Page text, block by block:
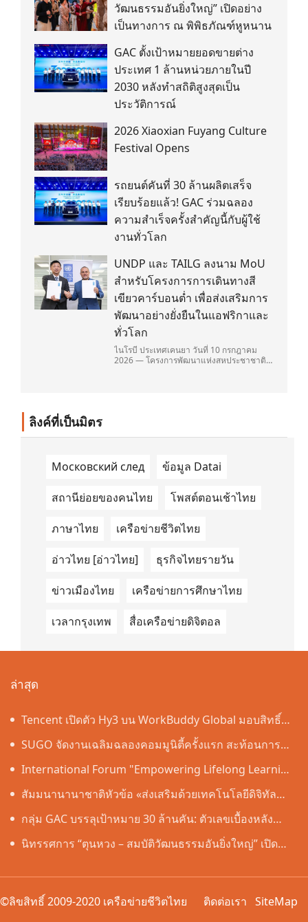
วัฒนธรรมอันยิ่งใหญ่” เปิดอย่าง
เป็นทางการ ณ พิพิธภัณฑ์หูหนาน
GAC ตั้งเป้าหมายยอดขายต่าง
ประเทศ 1 ล้านหน่วยภายในปี
2030 หลังทำสถิติสูงสุดเป็น
ประวัติการณ์
2026 Xiaoxian Fuyang Culture
Festival Opens
รถยนต์คันที่ 30 ล้านผลิตเสร็จ
เรียบร้อยแล้ว! GAC ร่วมฉลอง
ความสำเร็จครั้งสำคัญนี้กับผู้ใช้
งานทั่วโลก
UNDP และ TAILG ลงนาม MoU
สำหรับโครงการการเดินทางสี
เขียวคาร์บอนต่ำ เพื่อส่งเสริมการ
พัฒนาอย่างยั่งยืนในแอฟริกาและ
ทั่วโลก
ไนโรบี ประเทศเคนยา วันที่ 10 กรกฎาคม
2026 — โครงการพัฒนาแห่งสหประชาชาติ
ลิงค์ที่เป็นมิตร
Московский след ข้อมูล Datai
สถานีย่อยของคนไทย โพสต์ตอนเช้าไทย
ภาษาไทย เครือข่ายชีวิตไทย
อ่าวไทย [อ่าวไทย] ธุรกิจไทยรายวัน
ข่าวเมืองไทย เครือข่ายการศึกษาไทย
เวลากรุงเทพ สื่อเครือข่ายดิจิตอล
ล่าสุด
Tencent เปิดตัว Hy3 บน WorkBuddy Global มอบสิทธิ์
เข้าใช้งาน AI Agentic Workspace ฟรีตลอดเดือนสิงหาคม
SUGO จัดงานเฉลิมฉลองคอมมูนิตี้ครั้งแรก สะท้อนการ
เติบโตอย่างต่อเนื่องในประเทศไทย
International Forum "Empowering Lifelong Learning
Through Digital Intelligence – Building a New
Ecosystem for Human Lifelong Learning" Convenes
สัมมนานานาชาติหัวข้อ «ส่งเสริมด้วยเทคโนโลยีดิจิทัล
อัจฉริยะ เรียนรู้ตลอดชีวิต – สร้างระบบนิเวศใหม่แห่งการ
เรียนรู้ตลอดชีวิตของมนุษย์» จัดขึ้น
กลุ่ม GAC บรรลุเป้าหมาย 30 ล้านคัน: ตัวเลขเบื้องหลัง
"ความเร็วของ GAC"
นิทรรศการ “ตุนหวง – สมบัติวัฒนธรรมอันยิ่งใหญ่” เปิด
©ลิขสิทธิ์ 2009-2020 เครือข่ายชีวิตไทย ติดต่อเรา SiteMap